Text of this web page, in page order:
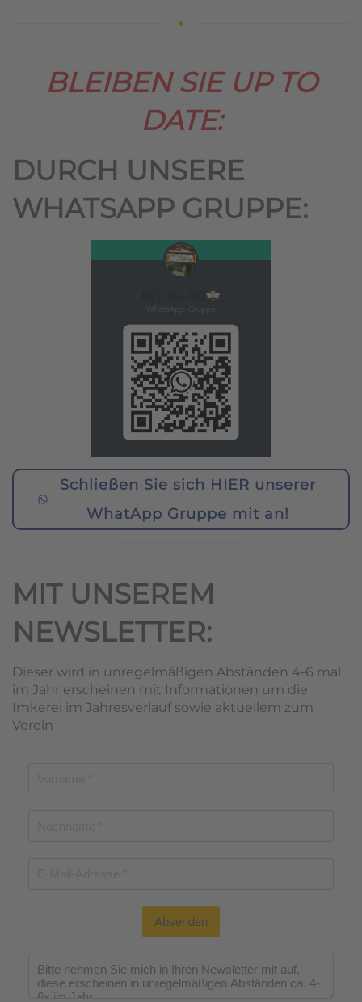
BLEIBEN SIE UP TO
DATE:
DURCH UNSERE
WHATSAPP GRUPPE:
Schließen Sie sich HIER unserer
WhatApp Gruppe mit an!
MIT UNSEREM
NEWSLETTER:
Dieser wird in unregelmäßigen Abständen 4-6 mal
im Jahr erscheinen mit Informationen um die
Imkerei im Jahresverlauf sowie aktuellem zum
Verein
Absenden